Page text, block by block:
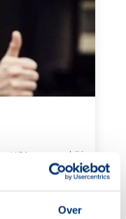
Over
examen bij jou